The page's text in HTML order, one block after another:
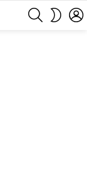
SEARCH
SKIN